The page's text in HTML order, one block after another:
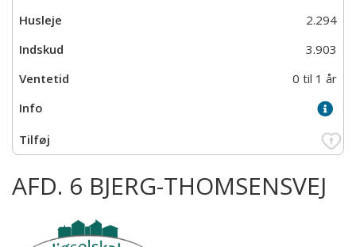
2.294
3.903
0 til 1 år
AFD. 6 BJERG-THOMSENSVEJ